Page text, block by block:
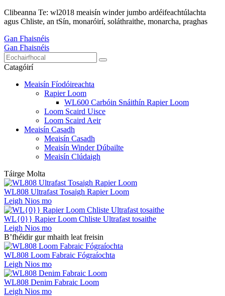
Clibeanna Te: wl2018 meaisín winder jumbo ardéifeachtúlachta
agus Chliste, an tSín, monaróirí, soláthraithe, monarcha, praghas
Gan Fhaisnéis
Gan Fhaisnéis
Catagóirí
Meaisín Fíodóireachta
Rapier Loom
WL600 Carbóin Snáithín Rapier Loom
Loom Scaird Uisce
Loom Scaird Aeir
Meaisín Casadh
Meaisín Casadh
Meaisín Winder Dúbailte
Meaisín Clúdaigh
Táirge Molta
WL808 Ultrafast Tosaigh Rapier Loom
Leigh Nios mo
WL{0}} Rapier Loom Chliste Ultrafast tosaithe
Leigh Nios mo
B’fhéidir gur mhaith leat freisin
WL808 Loom Fabraic Fógraíochta
Leigh Nios mo
WL808 Denim Fabraic Loom
Leigh Nios mo